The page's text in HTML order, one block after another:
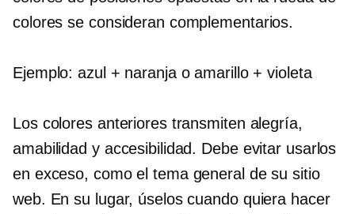
colores se consideran complementarios.
Ejemplo: azul + naranja o amarillo + violeta
Los colores anteriores transmiten alegría,
amabilidad y accesibilidad. Debe evitar usarlos
en exceso, como el tema general de su sitio
web. En su lugar, úselos cuando quiera hacer